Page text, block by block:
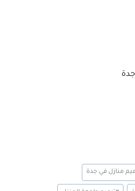
منازل في جدة